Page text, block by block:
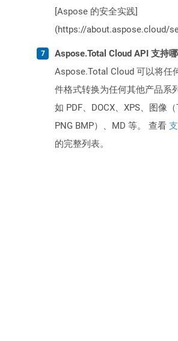
[Aspose 的安全实践]
(https://about.aspose.cloud/
Aspose.Total Cloud API 支持
Aspose.Total Cloud 可以将任
件格式转换为任何其他产品系
如 PDF、DOCX、XPS、图像（
PNG BMP）、MD 等。 查看
的完整列表。